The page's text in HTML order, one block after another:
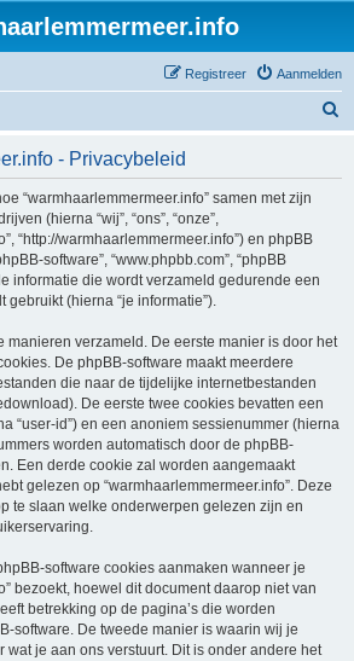
Aanmelden
Registreer
- Privacybeleid
“warmhaarlemmermeer.info” samen met zijn
(hierna “wij”, “ons”, “onze”,
“http://warmhaarlemmermeer.info”) en phpBB
software”, “www.phpbb.com”, “phpBB
informatie die wordt verzameld gedurende een
gebruikt (hierna “je informatie”).
manieren verzameld. De eerste manier is door het
De phpBB-software maakt meerdere
die naar de tijdelijke internetbestanden
De eerste twee cookies bevatten een
“user-id”) en een anoniem sessienummer (hierna
worden automatisch door de phpBB-
Een derde cookie zal worden aangemaakt
gelezen op “warmhaarlemmermeer.info”. Deze
te slaan welke onderwerpen gelezen zijn en
software cookies aanmaken wanneer je
bezoekt, hoewel dit document daarop niet van
betrekking op de pagina’s die worden
software. De tweede manier is waarin wij je
wat je aan ons verstuurt. Dit is onder andere het